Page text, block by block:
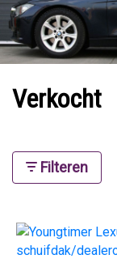
Verkocht
Filteren